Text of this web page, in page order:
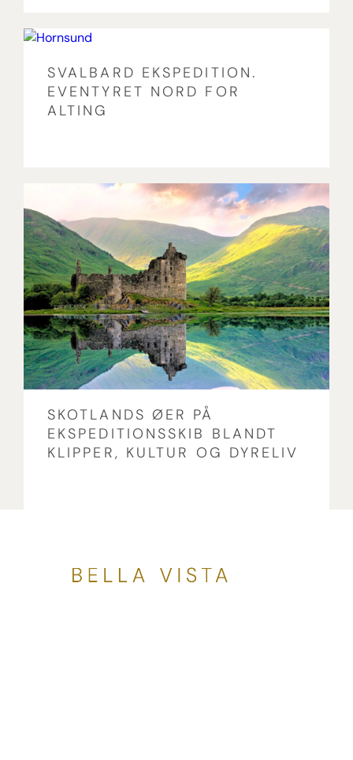
SVALBARD EKSPEDITION.
EVENTYRET NORD FOR
ALTING
SKOTLANDS ØER PÅ
EKSPEDITIONSSKIB BLANDT
KLIPPER, KULTUR OG DYRELIV